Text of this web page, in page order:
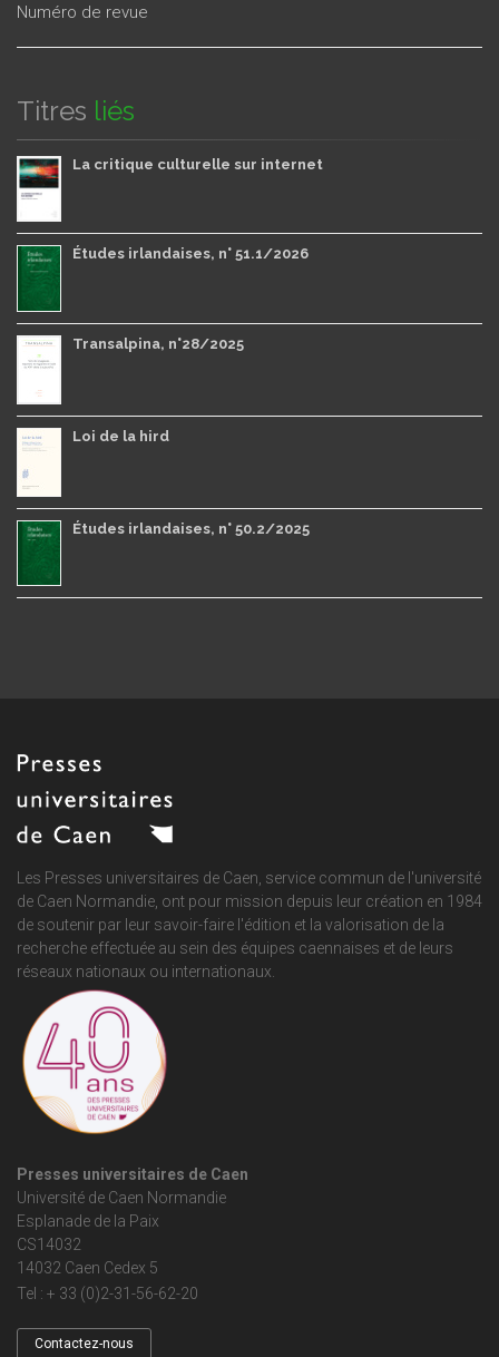
Numéro de revue
Titres liés
La critique culturelle sur internet
Études irlandaises, n° 51.1/2026
Transalpina, n°28/2025
Loi de la hird
Études irlandaises, n° 50.2/2025
Les Presses universitaires de Caen, service commun de l'université
de Caen Normandie , ont pour mission depuis leur création en 1984
de soutenir par leur savoir-faire l'édition et la valorisation de la
recherche effectuée au sein des équipes caennaises et de leurs
réseaux nationaux ou internationaux.
Presses universitaires de Caen
Université de Caen Normandie
Esplanade de la Paix
CS14032
14032 Caen Cedex 5
Tel : + 33 (0)2-31-56-62-20
Contactez-nous